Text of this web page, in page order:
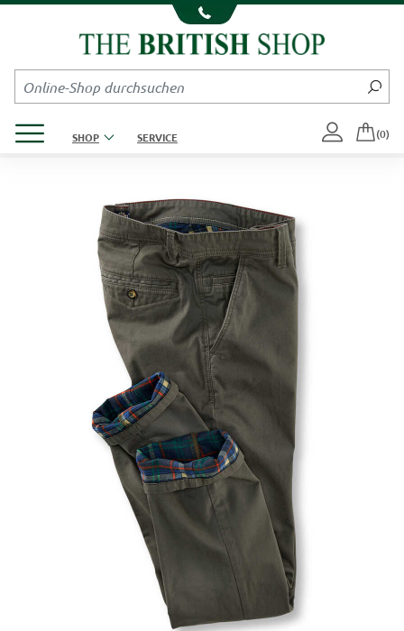
Kompletten Head der Seite überspringen
SHOP SERVICE (0)